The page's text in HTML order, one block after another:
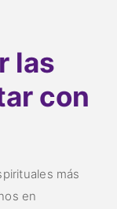
las
con
más
en